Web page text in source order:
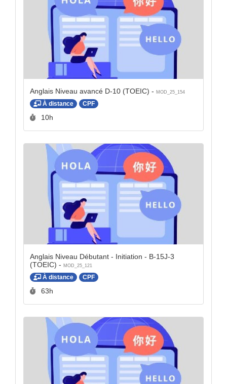
Anglais Niveau avancé D-10 (TOEIC) - MOD_25_154
À distance CPF
Durée :
10h
Anglais Niveau Débutant - Initiation - B-15J-3
(TOEIC) - MOD_25_121
À distance CPF
Durée :
63h